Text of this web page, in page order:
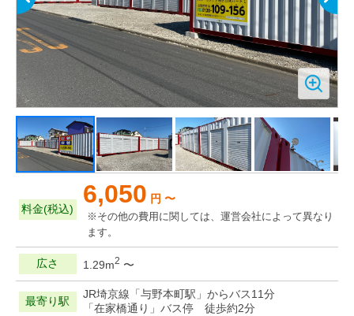
料金(税込)
6,050 円 〜
※その他の費用に関しては、運営会社によって異なり
ます。
広さ 1.29m2 〜
最寄り駅
JR埼京線「与野本町駅」からバス11分
「在家橋通り」バス停 徒歩約2分